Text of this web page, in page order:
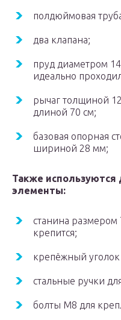
полдюймовая
два клапана;
пруд диаметром
идеально
рычаг толщиной
длиной 70 см;
базовая опорная
шириной 28 мм;
Также
элементы:
станина размером
крепится;
крепёжный
стальные ручки
болты М8 для